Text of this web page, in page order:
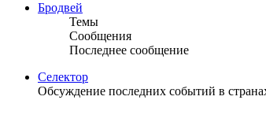
Бродвей
Темы
Сообщения
Последнее сообщение
Селектор
Обсуждение последних событий в